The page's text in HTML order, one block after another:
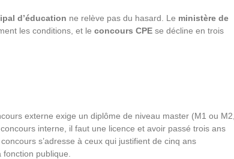
d’éducation ne relève pas du hasard. Le ministère de
les conditions, et le concours CPE se décline en trois
externe exige un diplôme de niveau master (M1 ou M2,
interne, il faut une licence et avoir passé trois ans
s’adresse à ceux qui justifient de cinq ans
publique.